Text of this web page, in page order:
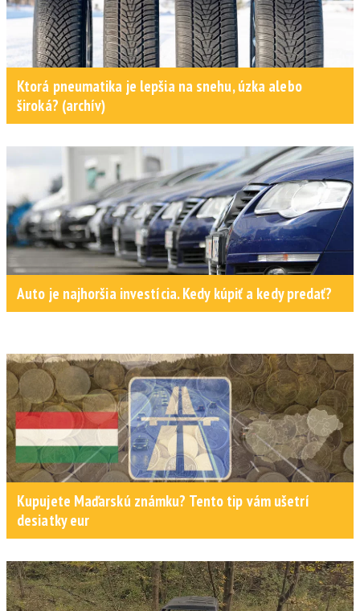
Ktorá pneumatika je lepšia na snehu, úzka alebo
široká? (archív)
Auto je najhoršia investícia. Kedy kúpiť a kedy predať?
Kupujete Maďarskú známku? Tento tip vám ušetrí
desiatky eur